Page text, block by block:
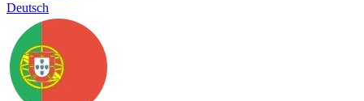
Deutsch